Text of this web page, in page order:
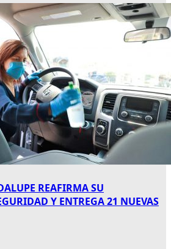
REAFIRMA SU
Y ENTREGA 21 NUEVAS